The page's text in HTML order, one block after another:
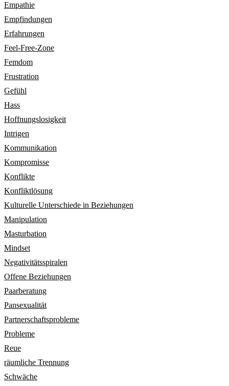
Empathie
Empfindungen
Erfahrungen
Feel-Free-Zone
Femdom
Frustration
Gefühl
Hass
Hoffnungslosigkeit
Intrigen
Kommunikation
Kompromisse
Konflikte
Konfliktlösung
Kulturelle Unterschiede in Beziehungen
Manipulation
Masturbation
Mindset
Negativitätsspiralen
Offene Beziehungen
Paarberatung
Pansexualität
Partnerschaftsprobleme
Probleme
Reue
räumliche Trennung
Schwäche